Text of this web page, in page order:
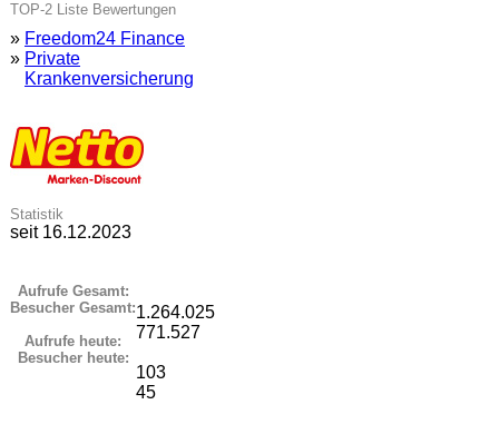
TOP-2 Liste Bewertungen
» Freedom24 Finance
» Private
Krankenversicherung
Statistik
seit 16.12.2023
Aufrufe Gesamt:
Besucher Gesamt:
Aufrufe heute:
Besucher heute:
1.264.025
771.527
103
45